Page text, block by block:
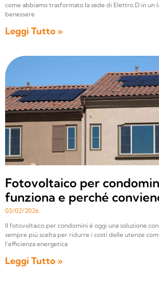
come abbiamo trasformato la sede di Elettro D in un
benessere
Leggi Tutto »
Fotovoltaico per
funziona e perché
03/02/2026
Il fotovoltaico per condomini è oggi una soluzione
sempre più scelta per ridurre i costi delle utenze
l’efficienza energetica
Leggi Tutto »